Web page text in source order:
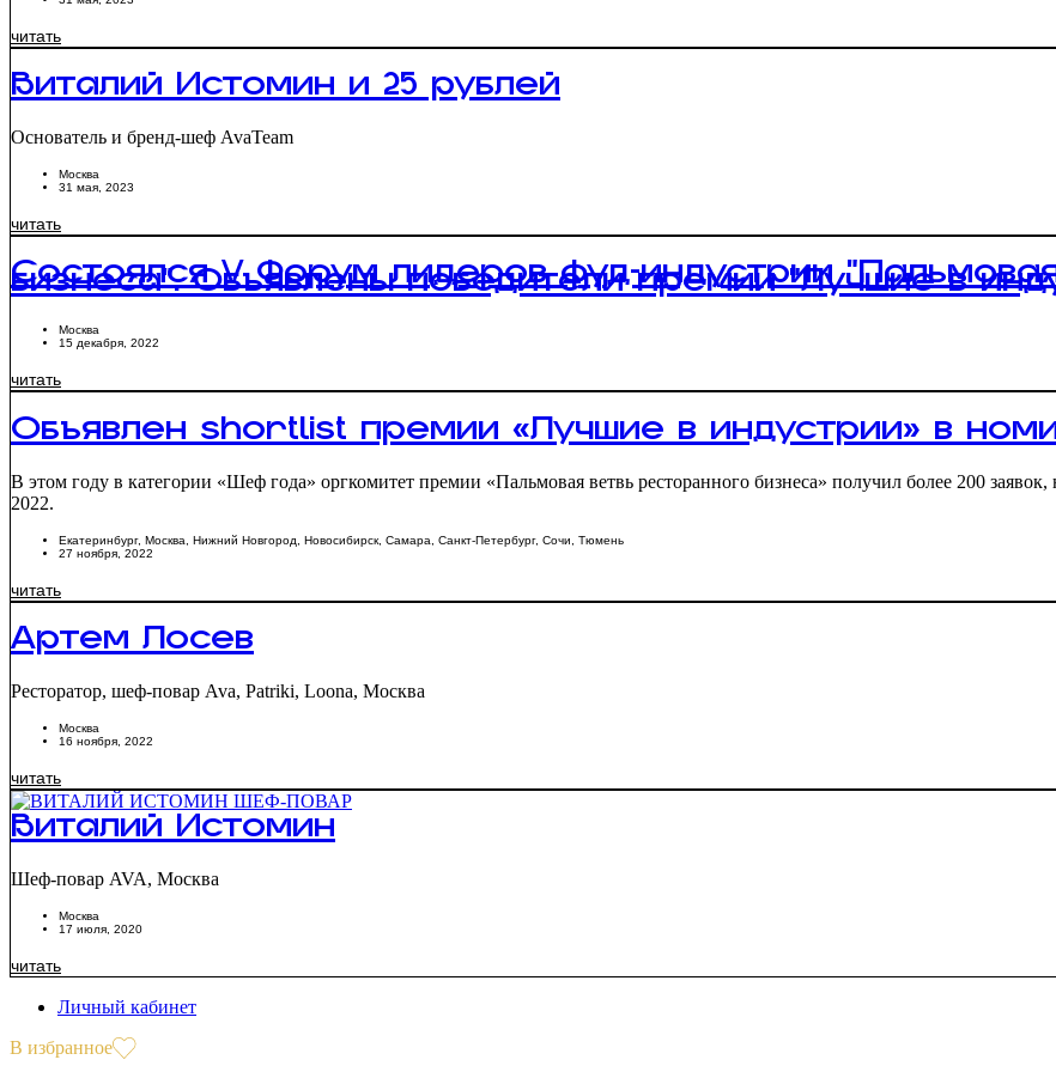
читать
Виталий Истомин и 25 рублей
Основатель и бренд-шеф AvaTeam
Москва
31 мая, 2023
читать
Состоялся V Форум лидеров фуд-индустрии
бизнеса”. Объявлены победители премии “Лучшие в
Москва
15 декабря, 2022
читать
Объявлен shortlist премии «Лучшие в индустрии» в
В этом году в категории «Шеф года» оргкомитет премии «Пальмовая ветвь ресторанного бизнеса» получил более 200
2022.
Екатеринбург, Москва Нижний Новгород Новосибирск Самара Санкт-Петербург, Сочи
Тюмень
27 ноября, 2022
читать
Артем Лосев
Ресторатор, шеф-повар Ava, Patriki, Loona, Москва
Москва
16 ноября, 2022
читать
Виталий Истомин
Шеф-повар AVA, Москва
Москва
17 июля, 2020
читать
Личный кабинет
В избранное